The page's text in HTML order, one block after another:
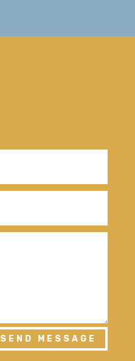
SEND MESSAGE